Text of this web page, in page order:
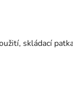
skládací